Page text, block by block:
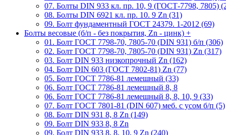
07. Болты DIN 933 кл. пр. 10, 9 (ГОСТ-7798, 7805)
08. Болты DIN 6921 кл. пр. 10. 9 Zn (31)
09. Болт фундаментный ГОСТ 24379. 1-2012 (69)
Болты весовые (б/п - без покрытия, Zn - цинк) +
01. Болт ГОСТ 7798-70, 7805-70 (DIN 931) б/п (306)
02. Болт ГОСТ 7798-70, 7805-70 (DIN 931) Zn (317)
03. Болт DIN 933 низкопрочный Zn (162)
04. Болт DIN 603 (ГОСТ 7802-81) Zn (77)
05. Болт ГОСТ 7786-81 лемешный (33)
06. Болт ГОСТ 7786-81 лемешный 8, 8
06. Болт ГОСТ 7786-81 лемешный 8, 8, 10, 9 (33)
07. Болт ГОСТ 7801-81 (DIN 607) меб. с усом б/п (5)
08. Болт DIN 931 8, 8 Zn (149)
09. Болт DIN 933 8, 8 Zn
09. Болт DIN 933 8, 8, 10, 9 Zn (240)